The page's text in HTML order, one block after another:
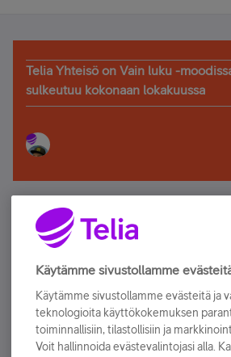
Telia Yhteisö on Vain luku -
sulkeutuu kokonaan lokakuussa
Älä jää paitsi – osallistu ja
Tilaa Telian uutiskirje ja olet
sähköpostiisi.
Tilaa nyt
Käytämme sivustollamme
Käytämme sivustollamme evästeitä ja
teknologioita käyttökokemuksen
toiminnallisiin, tilastollisiin ja
Voit hallinnoida evästevalintojasi alla.